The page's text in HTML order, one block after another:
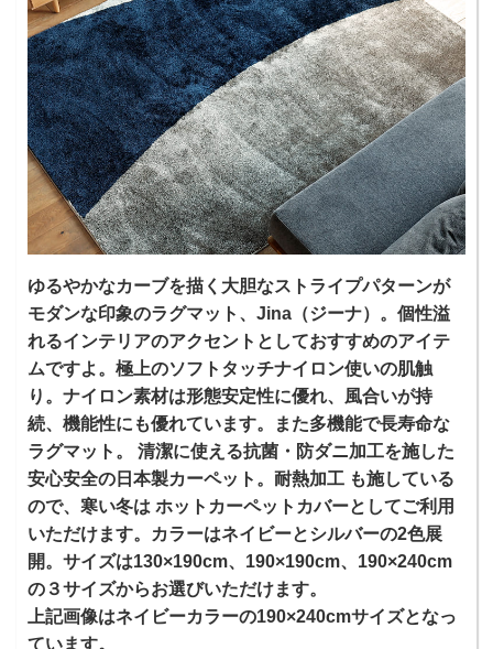
ゆるやかなカーブを描く大胆なストライプパターンが
モダンな印象のラグマット、Jina（ジーナ）。個性溢
れるインテリアのアクセントとしておすすめのアイテ
ムですよ。極上のソフトタッチナイロン使いの肌触
り。ナイロン素材は形態安定性に優れ、風合いが持
続、機能性にも優れています。また多機能で長寿命な
ラグマット。 清潔に使える抗菌・防ダニ加工を施した
安心安全の日本製カーペット。耐熱加工 も施している
ので、寒い冬は ホットカーペットカバーとしてご利用
いただけます。カラーはネイビーとシルバーの2色展
開。サイズは130×190cm、190×190cm、190×240cm
の３サイズからお選びいただけます。
上記画像はネイビーカラーの190×240cmサイズとなっ
ています。